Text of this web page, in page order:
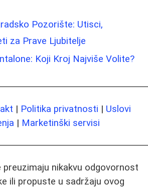
Pozorište: Utisci,
za Prave Ljubitelje
Koji Kroj Najviše Volite?
| Politika privatnosti | Uslovi
| Marketinški servisi
preuzimaju nikakvu odgovornost
ili propuste u sadržaju ovog